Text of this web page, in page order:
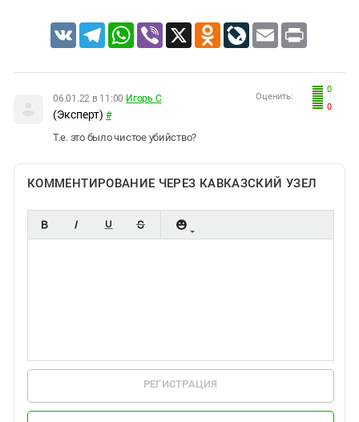
VK TelegramWhatsApp
Viber X Odnoklassniki
LiveJournal
Email Print
0
0
Оценить:
06.01.22 в 11:00 Игорь С
(Эксперт) #
Т.е. это было чистое убийство?
КОММЕНТИРОВАНИЕ ЧЕРЕЗ КАВКАЗСКИЙ УЗЕЛ
РЕГИСТРАЦИЯ